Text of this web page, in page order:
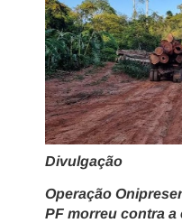
Divulgação
Operação
PF morreu contra a